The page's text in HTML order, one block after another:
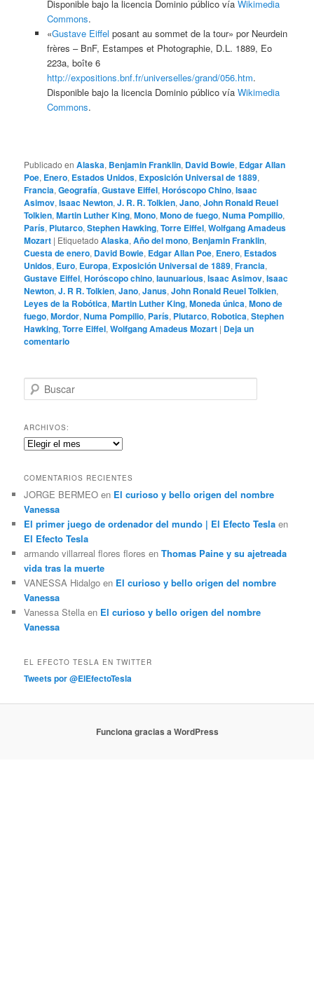
Disponible bajo la licencia Dominio público vía Wikimedia
Commons.
«Gustave Eiffel posant au sommet de la tour» por Neurdein
frères – BnF, Estampes et Photographie, D.L. 1889, Eo
223a, boîte 6
http://expositions.bnf.fr/universelles/grand/056.htm.
Disponible bajo la licencia Dominio público vía Wikimedia
Commons.
Publicado en Alaska, Benjamin Franklin, David Bowie, Edgar Allan
Poe, Enero, Estados Unidos, Exposición Universal de 1889,
Francia,Geografía,Gustave Eiffel,Horóscopo Chino,Isaac
Asimov,Isaac Newton,J. R. R. Tolkien,Jano,John Ronald Reuel
Tolkien,Martin Luther King,Mono,Mono de fuego,Numa Pompilio,
París, Plutarco,Stephen Hawking,Torre Eiffel,Wolfgang Amadeus
Mozart | Etiquetado Alaska,Año del mono, Benjamin Franklin,
Cuesta de enero, David Bowie, Edgar Allan Poe, Enero, Estados
Unidos, Euro, Europa, Exposición Universal de 1889,Francia,
Gustave Eiffel,Horóscopo chino,Iaunuarious,Isaac Asimov,Isaac
Newton,J. R R. Tolkien,Jano,Janus,John Ronald Reuel Tolkien,
Leyes de la Robótica,Martin Luther King,Moneda única,Mono de
fuego,Mordor,Numa Pompilio, París, Plutarco, Robotica,Stephen
Hawking,Torre Eiffel,Wolfgang Amadeus Mozart | Deja un
comentario
u
c
a
r
ARCHIVOS:
Archivos:
COMENTARIOS RECIENTES
JORGE BERMEO en El curioso y bello origen del nombre
Vanessa
El primer juego de ordenador del mundo | El Efecto Tesla en
El Efecto Tesla
armando villarreal flores flores enThomas Paine y su ajetreada
vida tras la muerte
VANESSA Hidalgo en El curioso y bello origen del nombre
Vanessa
Vanessa Stella en El curioso y bello origen del nombre
Vanessa
EL EFECTO TESLA EN TWITTER
Tweets por @ElEfectoTesla
Funciona gracias a WordPress